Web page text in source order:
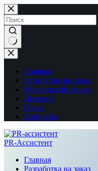
Перейти
к
сути
Ничего
не
найденоГлавная
Разработка на заказ
Маркетплейс медиа
Проекты
О нас
Контакты
PR-Ассистент
Главная
Разработка на заказ